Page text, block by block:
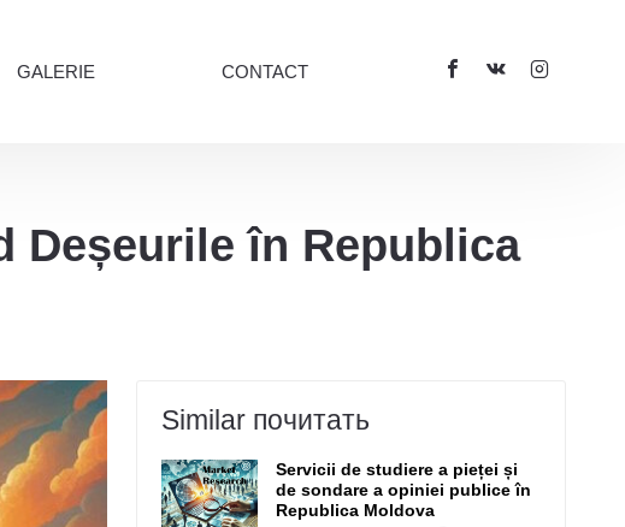
GALERIE CONTACT
Deșeurile în Republica
Similar почитать
Servicii de studiere a pieței și
de sondare a opiniei publice în
Republica Moldova